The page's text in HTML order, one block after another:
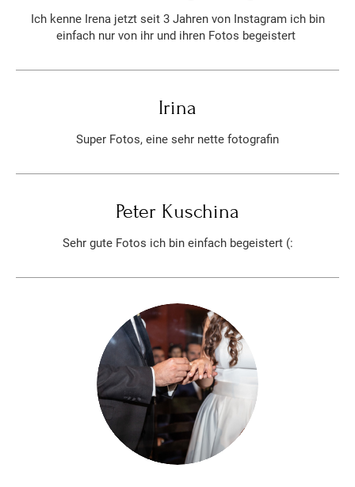
Ich kenne Irena jetzt seit 3 Jahren von Instagram ich bin
einfach nur von ihr und ihren Fotos begeistert
Irina
Super Fotos, eine sehr nette fotografin
Peter Kuschina
Sehr gute Fotos ich bin einfach begeistert (: